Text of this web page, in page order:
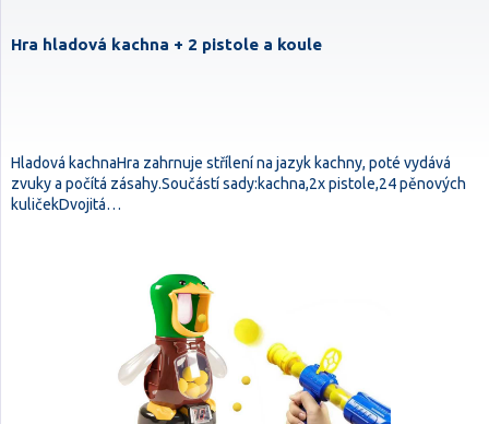
Hra hladová kachna + 2 pistole a koule
Hladová kachnaHra zahrnuje střílení na jazyk kachny, poté vydává
zvuky a počítá zásahy.Součástí sady:kachna,2x pistole,24 pěnových
kuličekDvojitá…